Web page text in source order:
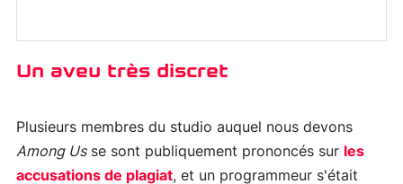
Un aveu très discret
Plusieurs membres du studio auquel nous devons
Among Usse sont publiquement prononcés sur les
accusations de plagiat, et un programmeur s'était